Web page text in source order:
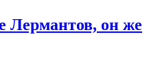
Лермантов, он же